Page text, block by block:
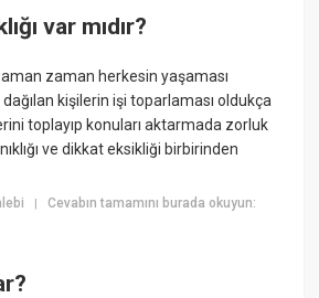
var mıdır?
zaman zaman herkesin yaşaması
kişilerin işi toparlaması oldukça
toplayıp konuları aktarmada zorluk
ve dikkat eksikliği birbirinden
|Cevabın tamamını burada okuyun: